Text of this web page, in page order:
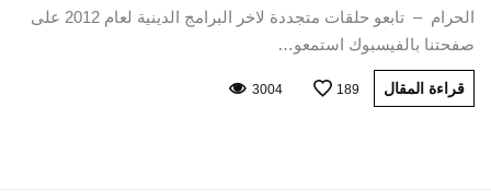
الحرام – تابعو حلقات متجددة لاخر البرامج الدينية لعام 2012 على
صفحتنا بالفيسبوك استمعو…
قراءة المقال 189
3004